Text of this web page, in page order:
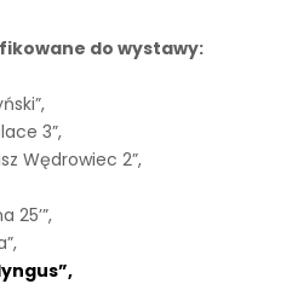
do wystawy:
3”,
Wędrowiec 2”,
25’”,